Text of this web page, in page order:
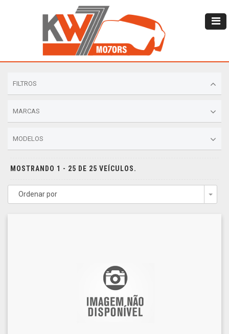
FILTROS
MARCAS
MODELOS
MOSTRANDO 1 - 25 DE 25 VEÍCULOS.
Ordenar por